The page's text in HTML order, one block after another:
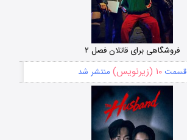
فروشگاهی برای قاتلان فصل ۲
قسمت۱۰ (زیرنویس) منتشر شد